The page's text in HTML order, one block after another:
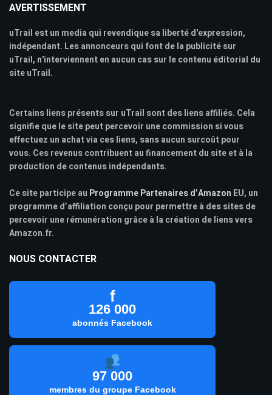
AVERTISSEMENT
uTrail est un media qui revendique sa liberté d'expression,
indépendant. Les annonceurs qui font de la publicité sur
uTrail, n'interviennent en aucun cas sur le contenu éditorial du
site uTrail.
Certains liens présents sur uTrail sont des liens affiliés. Cela
signifie que le site peut percevoir une commission si vous
effectuez un achat via ces liens, sans aucun surcoût pour
vous. Ces revenus contribuent au financement du site et à la
production de contenus indépendants.
Ce site participe au Programme Partenaires d’Amazon EU, un
programme d’affiliation conçu pour permettre à des sites de
percevoir une rémunération grâce à la création de liens vers
Amazon.fr.
NOUS CONTACTER
f
126 000
abonnés Facebook
97 000
membres du groupe Facebook